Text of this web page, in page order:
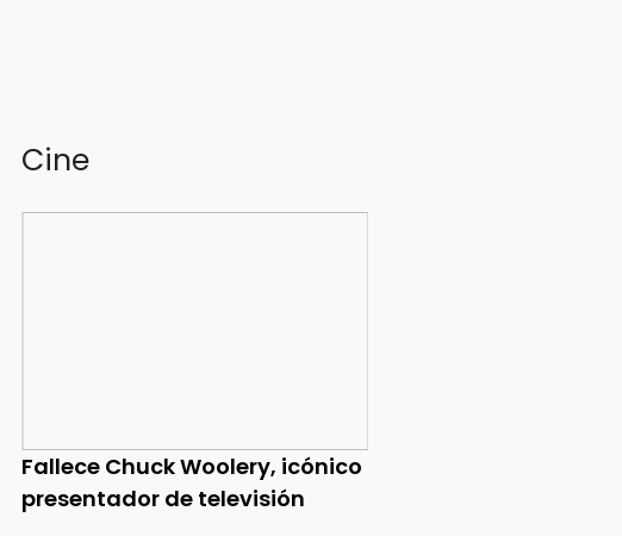
Cine
Fallece Chuck Woolery, icónico
presentador de televisión